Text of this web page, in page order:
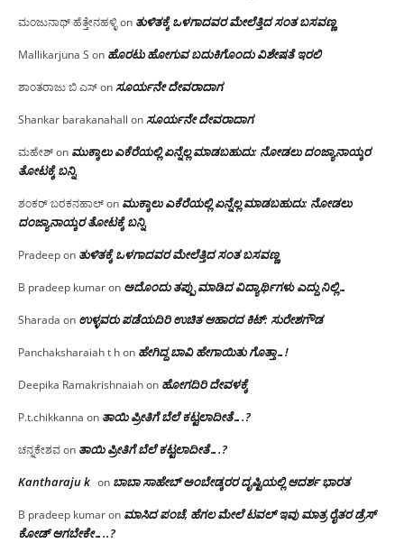
ಮಂಜುನಾಥ್ ಹೆತ್ತೇನಹಳ್ಳಿon ತುಳಿತಕ್ಕೆ ಒಳಗಾದವರ ಮೇಲೆತ್ತಿದ ಸಂತ ಬಸವಣ್ಣ
Mallikarjuna S on ಹೊರಟು ಹೋಗುವ ಬದುಕಿಗೊಂದು ವಿಶೇಷತೆ ಇರಲಿ
ಶಾಂತರಾಜು ಬಿ ಎಸ್onಸೂರ್ಯನೇ ದೇವರಾದಾಗ
Shankar barakanahall onಸೂರ್ಯನೇ ದೇವರಾದಾಗ
ಮಹೇಶ್on ಮುಕ್ಕಾಲು ಎಕೆರೆಯಲ್ಲಿ ಏನ್ನೆಲ್ಲ‌ ಮಾಡಬಹುದು: ನೋಡಲು ದಂಜ್ಯಾನಾಯ್ಕರ
ತೋಟಕ್ಕೆ ಬನ್ನಿ
ಶಂಕರ್ ಬರಕನಹಾಲ್on ಮುಕ್ಕಾಲು ಎಕೆರೆಯಲ್ಲಿ ಏನ್ನೆಲ್ಲ‌ ಮಾಡಬಹುದು: ನೋಡಲು
ದಂಜ್ಯಾನಾಯ್ಕರ ತೋಟಕ್ಕೆ ಬನ್ನಿ
Pradeepon ತುಳಿತಕ್ಕೆ ಒಳಗಾದವರ ಮೇಲೆತ್ತಿದ ಸಂತ ಬಸವಣ್ಣ
B pradeep kumaron ಅದೊಂದು ತಪ್ಪು ಮಾಡಿದ ವಿದ್ಯಾರ್ಥಿಗಳು ಎದ್ದು ನಿಲ್ಲಿ…
Sharada on ಉಳ್ಳವರು ಪಡೆಯದಿರಿ ಉಚಿತ ಆಹಾರದ ಕಿಟ್: ಸುರೇಶಗೌಡ
Panchaksharaiah t hon ಹೇಗಿದ್ದ ಬಾವಿ ಹೇಗಾಯಿತು ಗೊತ್ತಾ…!
Deepika Ramakrishnaiahon ಹೋಗದಿರಿ ದೇವಳಕ್ಕೆ
P.t.chikkanna on ತಾಯಿ ಪ್ರೀತಿಗೆ ಬೆಲೆ ಕಟ್ಟಲಾದೀತೆ….?
ಚನ್ನಕೇಶವon ತಾಯಿ ಪ್ರೀತಿಗೆ ಬೆಲೆ ಕಟ್ಟಲಾದೀತೆ….?
Kantharaju k on ಬಾಬಾ ಸಾಹೇಬ್ ಅಂಬೇಡ್ಕರರ ದೃಷ್ಟಿಯಲ್ಲಿ ಆದರ್ಶ ಭಾರತ
B pradeep kumaron ಮಾಸಿದ ಪಂಚೆ, ಹೆಗಲ ಮೇಲೆ ಟವಲ್‌ ಇವು ಮಾತ್ರ ರೈತರ ಡ್ರೆಸ್‌
ಕೋಡ್ ಆಗಬೇಕೇ…..?‌